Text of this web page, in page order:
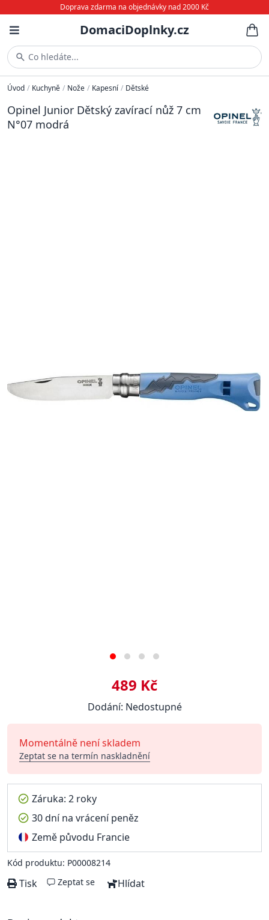
Doprava zdarma na objednávky nad 2000 Kč
DomaciDoplnky.cz
Co hledáte...
Úvod / Kuchyně / Nože / Kapesní / Dětské
Opinel Junior Dětský zavírací nůž 7 cm
N°07 modrá
489 Kč
Dodání: Nedostupné
Momentálně není skladem
Zeptat se na termín naskladnění
Záruka: 2 roky
30 dní na vrácení peněz
Země původu Francie
Kód produktu: P00008214
Tisk Zeptat se Hlídat